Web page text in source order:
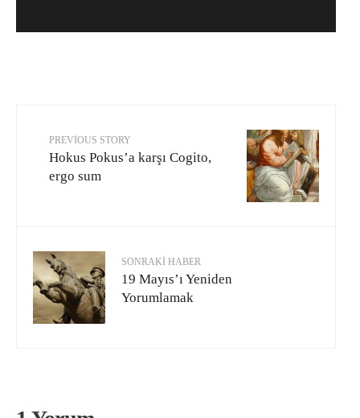
PREVIOUS STORY
Hokus Pokus’a karşı Cogito,
ergo sum
SONRAKI HABER
19 Mayıs’ı Yeniden
Yorumlamak